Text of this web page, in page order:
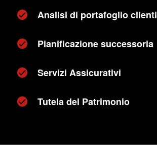
Analisi di portafoglio clienti
Pianificazione successoria
Servizi Assicurativi
Tutela del Patrimonio